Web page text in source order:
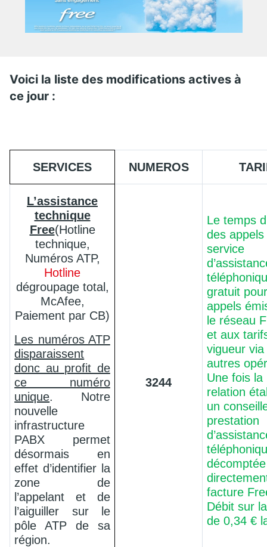
Voici la liste des modifications actives à
ce jour :
SERVICES NUMEROS
L’assistance
technique
Free(Hotline
technique,
Numéros ATP,
Hotline
dégroupage total,
McAfee,
Paiement par CB)
Les numéros ATP
disparaissent
donc au profit de
ce numéro
unique. Notre
nouvelle
infrastructure
PABX permet
désormais en
effet d’identifier la
zone de
l’appelant et de
l’aiguiller sur le
pôle ATP de sa
région.
3244
Le temps
des
service
gratuit
appels
le réseau
et aux
vigueur via
autres
Une fois la
relation
un
prestation
décomptée
facture
Débit sur
de 0,34 €